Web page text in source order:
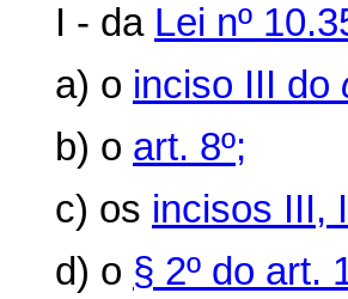
I - da Lei nº
a) o inciso III do
b) o art. 8º;
c) os incisos III,
d) o § 2º do art.